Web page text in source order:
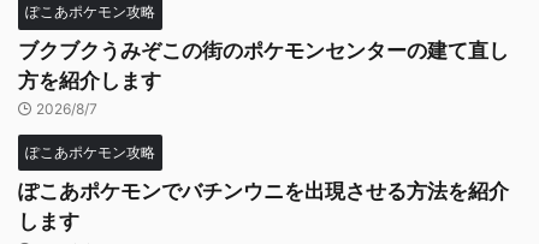
ぽこあポケモン攻略
ブクブクうみぞこの街のポケモンセンターの建て直し
方を紹介します
2026/8/7
ぽこあポケモン攻略
ぽこあポケモンでバチンウニを出現させる方法を紹介
します